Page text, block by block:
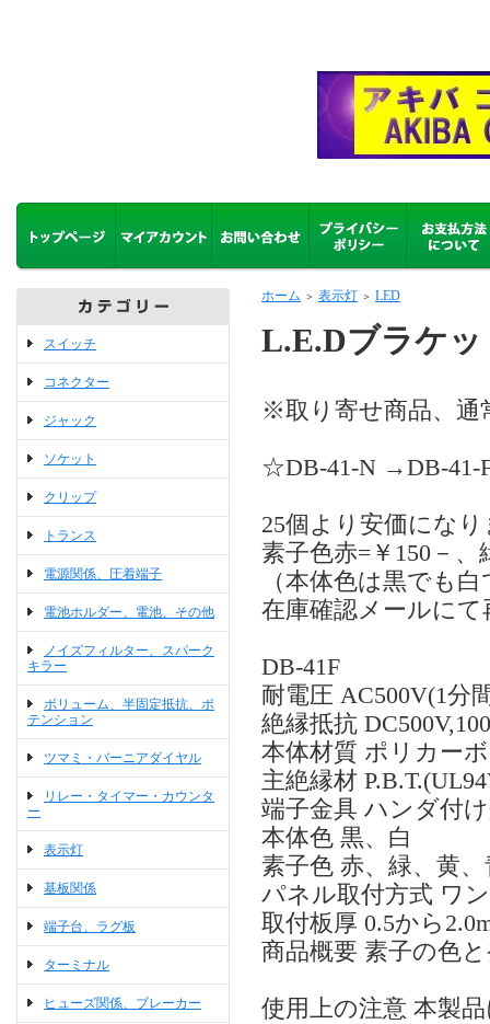
スイッチ
コネクター
ジャック
ソケット
クリップ
トランス
電源関係、圧着端子
電池ホルダー、電池、その他
ノイズフィルター、スパーク
キラー
ボリューム、半固定抵抗、ポ
テンション
ツマミ・バーニアダイヤル
リレー・タイマー・カウンタ
ー
表示灯
基板関係
端子台、ラグ板
ターミナル
ヒューズ関係、ブレーカー
ホーム ＞ 表示灯 ＞ LED
L.E.Dブラケ
※取り寄せ商品、通
☆DB-41-N →DB-41-
25個より安価にな
素子色赤=￥150－、
（本体色は黒でも
在庫確認メールに
DB-41F
耐電圧 AC500V(1分
絶縁抵抗
本体材質 ポリカー
主絶縁材
端子金具 ハンダ付
本体色 黒、白
素子色 赤、緑、黄
パネル取付方式 ワ
取付板厚 0.5から
商品概要 素子の色
使用上の注意 本製